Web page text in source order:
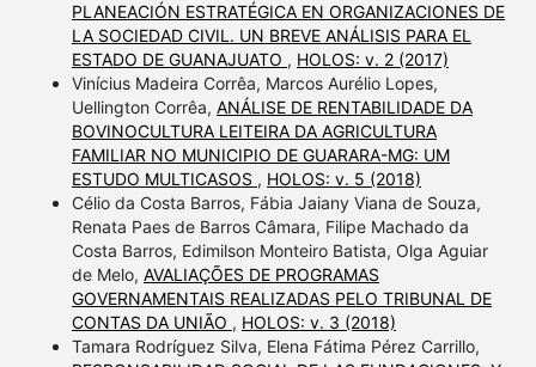
PLANEACIÓN ESTRATÉGICA EN ORGANIZACIONES DE
LA SOCIEDAD CIVIL. UN BREVE ANÁLISIS PARA EL
ESTADO DE GUANAJUATO , HOLOS: v. 2 (2017)
Vinícius Madeira Corrêa, Marcos Aurélio Lopes,
Uellington Corrêa, ANÁLISE DE RENTABILIDADE DA
BOVINOCULTURA LEITEIRA DA AGRICULTURA
FAMILIAR NO MUNICIPIO DE GUARARA-MG: UM
ESTUDO MULTICASOS , HOLOS: v. 5 (2018)
Célio da Costa Barros, Fábia Jaiany Viana de Souza,
Renata Paes de Barros Câmara, Filipe Machado da
Costa Barros, Edimilson Monteiro Batista, Olga Aguiar
de Melo, AVALIAÇÕES DE PROGRAMAS
GOVERNAMENTAIS REALIZADAS PELO TRIBUNAL DE
CONTAS DA UNIÃO , HOLOS: v. 3 (2018)
Tamara Rodríguez Silva, Elena Fátima Pérez Carrillo,